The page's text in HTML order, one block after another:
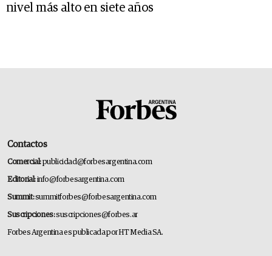
nivel más alto en siete años
Contactos
Comercial:publicidad@forbesargentina.com
Editorial:info@forbesargentina.com
Summit:summitforbes@forbesargentina.com
Suscripciones:suscripciones@forbes.ar
Forbes Argentina es publicada por HT Media SA.